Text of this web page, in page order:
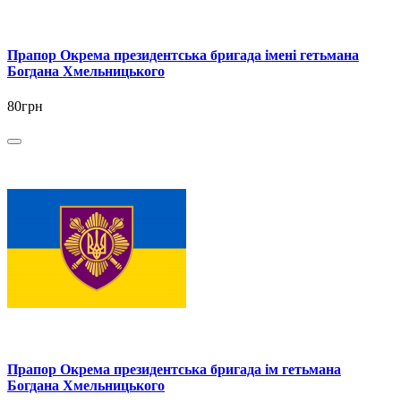
Прапор Окрема президентська бригада імені гетьмана
Богдана Хмельницького
80грн
Прапор Окрема президентська бригада ім гетьмана
Богдана Хмельницького